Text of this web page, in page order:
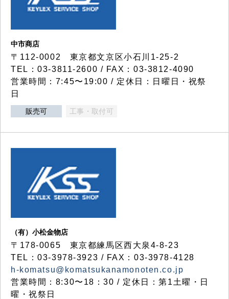
中市商店
〒112-0002 東京都文京区小石川1-25-2
TEL：03-3811-2600 / FAX：03-3812-4090
営業時間：7:45〜19:00 / 定休日：日曜日・祝祭
日
販売可 工事・取付可
（有）小松金物店
〒178-0065 東京都練馬区西大泉4-8-23
TEL：03-3978-3923 / FAX：03-3978-4128
h-komatsu@komatsukanamonoten.co.jp
営業時間：8:30〜18：30 / 定休日：第1土曜・日
曜・祝祭日